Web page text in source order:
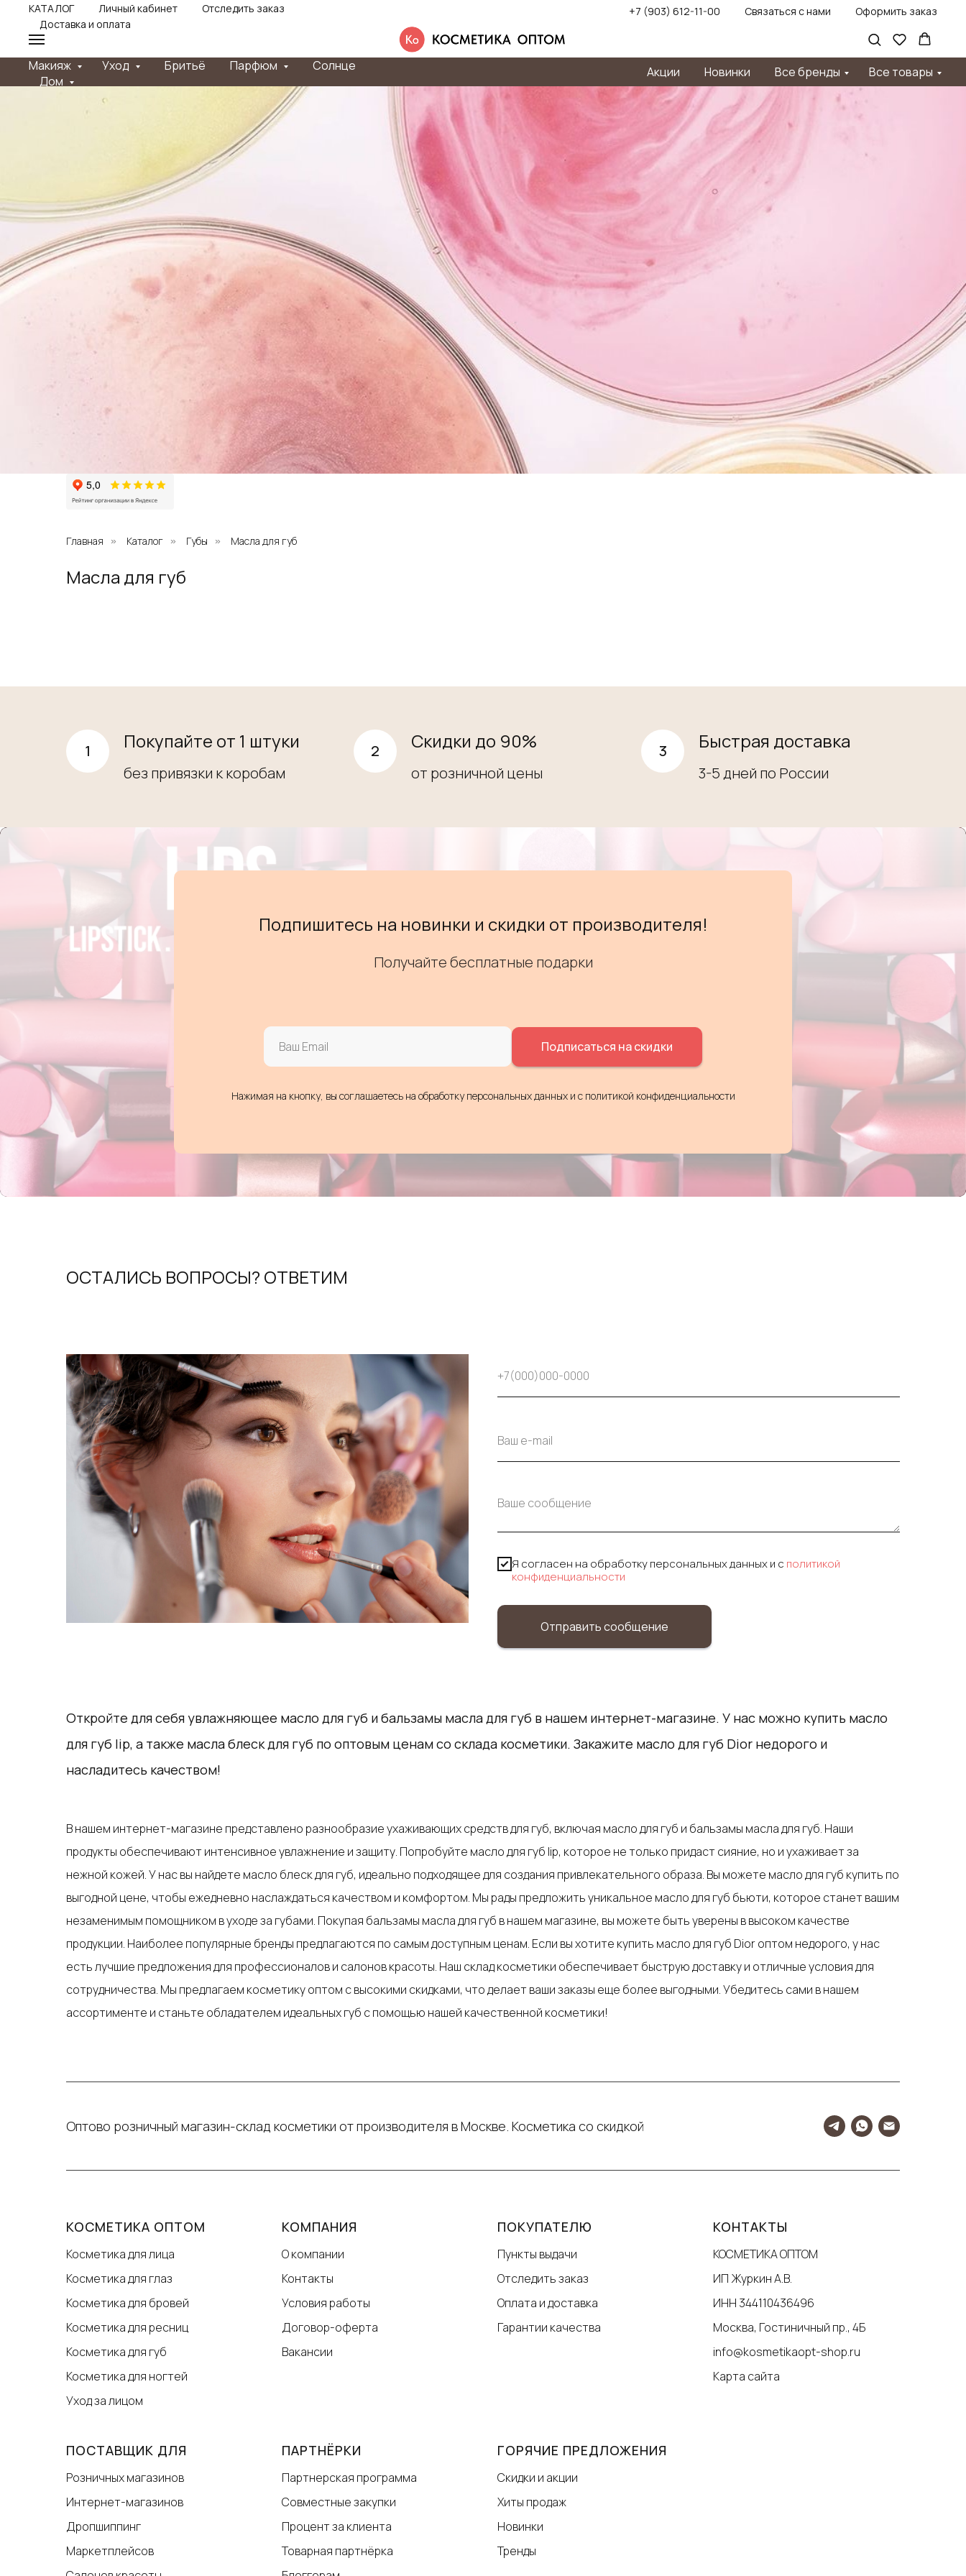
КАТАЛОГ Личный кабинет
Отследить заказ
Доставка и оплата
+7 (903) 612-11-00 Связаться с нами Оформить заказ
Макияж Уход Бритьё Парфюм
Солнце
Дом
Акции Новинки Все бренды Все товары
Главная » Каталог » Губы » Масла для губ
Масла для губ
Покупайте от 1 штуки
без привязки к коробам
Скидки до 90%
от розничной цены
Быстрая доставка
3-5 дней по России
Подпишитесь на новинки и скидки от производителя!
Получайте бесплатные подарки
Подписаться на скидки
Нажимая на кнопку, вы соглашаетесь на обработку персональных данных и c политикой конфиденциальности
ОСТАЛИСЬ ВОПРОСЫ? ОТВЕТИМ
Я согласен на обработку персональных данных и c политикой
конфиденциальности
Отправить сообщение
Откройте для себя увлажняющее масло для губ и бальзамы масла для губ в нашем интернет-магазине. У нас можно купить масло
для губ lip, а также масла блеск для губ по оптовым ценам со склада косметики. Закажите масло для губ Dior недорого и
насладитесь качеством!
В нашем интернет-магазине представлено разнообразие ухаживающих средств для губ, включая масло для губ и бальзамы масла для губ. Наши
продукты обеспечивают интенсивное увлажнение и защиту. Попробуйте масло для губ lip, которое не только придаст сияние, но и ухаживает за
нежной кожей. У нас вы найдете масло блеск для губ, идеально подходящее для создания привлекательного образа. Вы можете масло для губ купить по
выгодной цене, чтобы ежедневно наслаждаться качеством и комфортом. Мы рады предложить уникальное масло для губ бьюти, которое станет вашим
незаменимым помощником в уходе за губами. Покупая бальзамы масла для губ в нашем магазине, вы можете быть уверены в высоком качестве
продукции. Наиболее популярные бренды предлагаются по самым доступным ценам. Если вы хотите купить масло для губ Dior оптом недорого, у нас
есть лучшие предложения для профессионалов и салонов красоты. Наш склад косметики обеспечивает быструю доставку и отличные условия для
сотрудничества. Мы предлагаем косметику оптом с высокими скидками, что делает ваши заказы еще более выгодными. Убедитесь сами в нашем
ассортименте и станьте обладателем идеальных губ с помощью нашей качественной косметики!
Оптово розничный магазин-склад косметики от производителя в Москве. Косметика со скидкой
КОСМЕТИКА ОПТОМ
Косметика для лица
Косметика для глаз
Косметика для бровей
Косметика для ресниц
Косметика для губ
Косметика для ногтей
Уход за лицом
КОМПАНИЯ
О компании
Контакты
Условия работы
Договор-оферта
Вакансии
ПОКУПАТЕЛЮ
Пункты выдачи
Отследить заказ
Оплата и доставка
Гарантии качества
КОНТАКТЫ
КОСМЕТИКА ОПТОМ
ИП Журкин А.В.
ИНН 344110436496
Москва, Гостиничный пр., 4Б
info@kosmetikaopt-shop.ru
Карта сайта
ПОСТАВЩИК ДЛЯ
Розничных магазинов
Интернет-магазинов
Дропшиппинг
Маркетплейсов
ПАРТНЁРКИ
Партнерская программа
Совместные закупки
Процент за клиента
Товарная партнёрка
ГОРЯЧИЕ ПРЕДЛОЖЕНИЯ
Скидки и акции
Хиты продаж
Новинки
Тренды